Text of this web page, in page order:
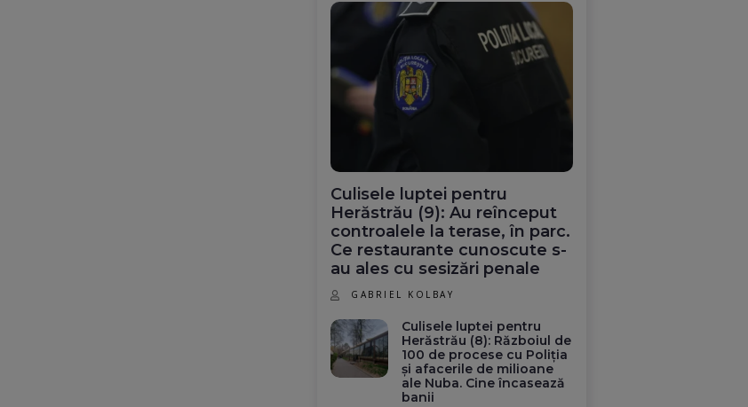
Culisele luptei pentru
Herăstrău (9): Au reînceput
controalele la terase, în parc.
Ce restaurante cunoscute s-
au ales cu sesizări penale
GABRIEL KOLBAY
Culisele luptei pentru
Herăstrău (8): Războiul de
100 de procese cu Poliția
și afacerile de milioane
ale Nuba. Cine încasează
banii